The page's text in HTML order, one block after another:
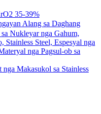
35-39%
Alang sa Daghang
Nukleyar nga Gahum,
Steel, Espesyal nga
nga Pagsul-ob sa
Makasukol sa Stainless